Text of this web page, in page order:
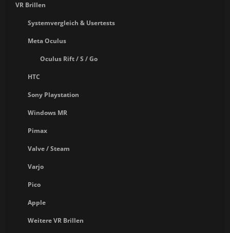
VR Brillen
Systemvergleich & Usertests
Meta Oculus
Oculus Rift / S / Go
HTC
Sony Playstation
Windows MR
Pimax
Valve / Steam
Varjo
Pico
Apple
Weitere VR Brillen